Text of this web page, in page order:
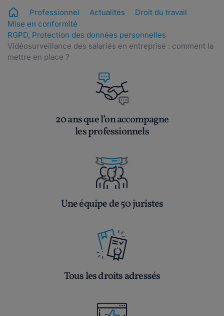
Professionnel Actualités
Droit du travail
Mise en conformité
RGPD, Protection des données personnelles
Vidéosurveillance des salariés en entreprise : comment la
mettre en place ?
20 ans que l’on accompagne
les professionnels
Une équipe de 50 juristes
Tous les droits adressés